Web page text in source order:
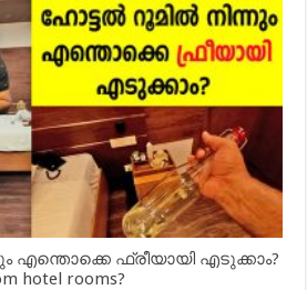
എന്തൊക്കെ ഫ്രീയായി എടുക്കാം?
hotel rooms?